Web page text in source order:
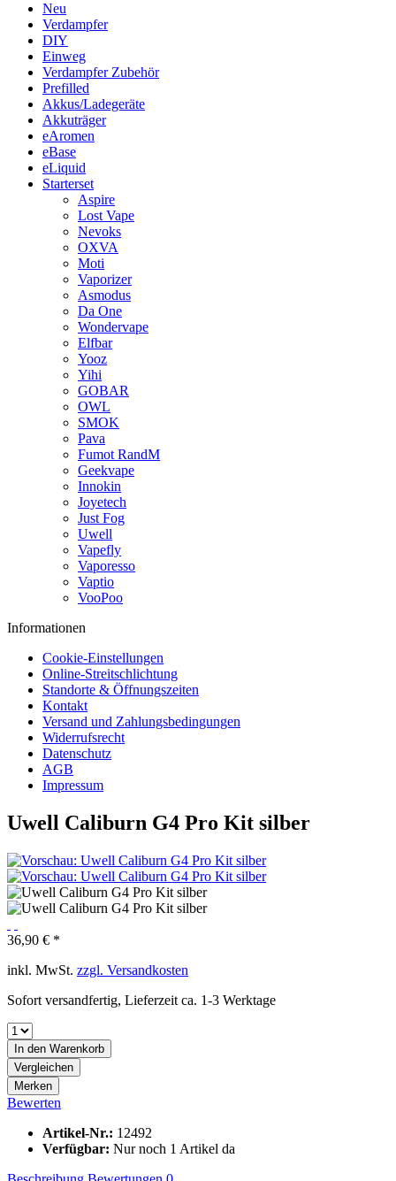
Neu
Verdampfer
DIY
Einweg
Verdampfer Zubehör
Prefilled
Akkus/Ladegeräte
Akkuträger
eAromen
eBase
eLiquid
Starterset
Aspire
Lost Vape
Nevoks
OXVA
Moti
Vaporizer
Asmodus
Da One
Wondervape
Elfbar
Yooz
Yihi
GOBAR
OWL
SMOK
Pava
Fumot RandM
Geekvape
Innokin
Joyetech
Just Fog
Uwell
Vapefly
Vaporesso
Vaptio
VooPoo
Informationen
Cookie-Einstellungen
Online-Streitschlichtung
Standorte & Öffnungszeiten
Kontakt
Versand und Zahlungsbedingungen
Widerrufsrecht
Datenschutz
AGB
Impressum
Uwell Caliburn G4 Pro Kit silber
36,90 € *
inkl. MwSt. zzgl. Versandkosten
Sofort versandfertig, Lieferzeit ca. 1-3 Werktage
In den Warenkorb
Vergleichen
Merken
Bewerten
Artikel-Nr.: 12492
Verfügbar: Nur noch 1 Artikel da